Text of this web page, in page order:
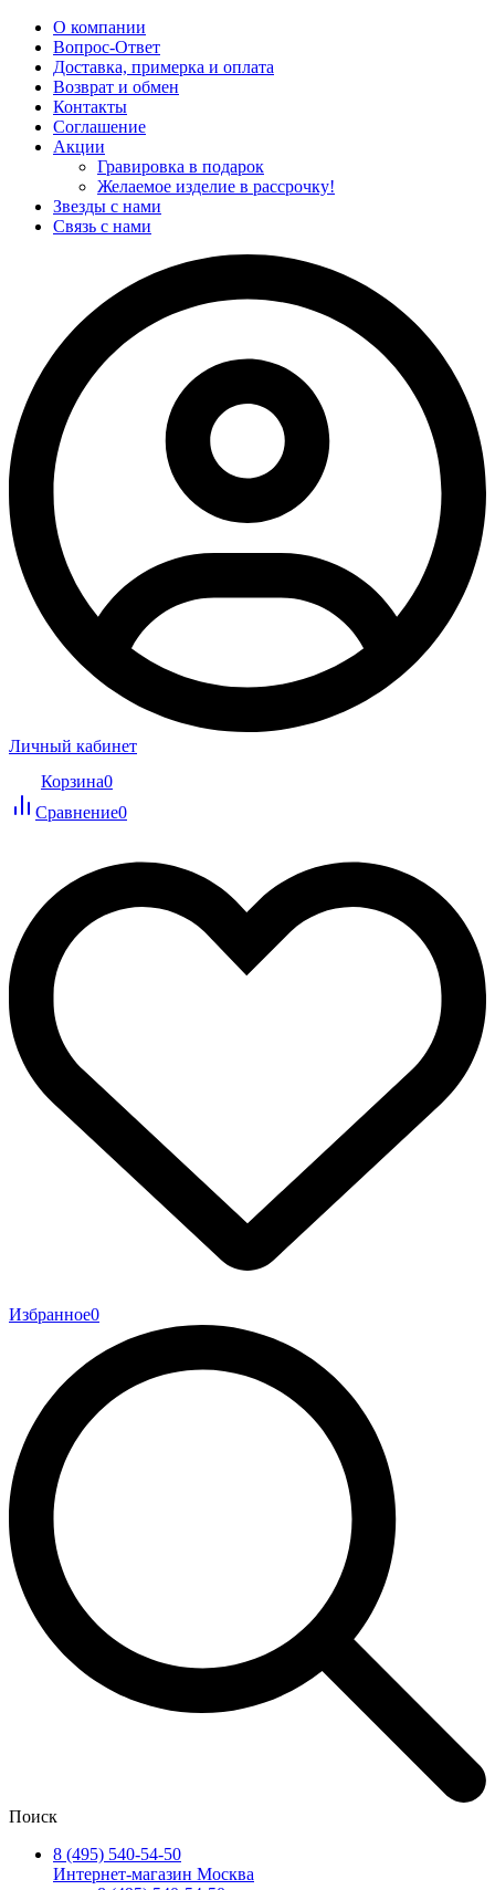
О компании
Вопрос-Ответ
Доставка, примерка и оплата
Возврат и обмен
Контакты
Соглашение
Акции
Гравировка в подарок
Желаемое изделие в рассрочку!
Звезды с нами
Связь с нами
Личный кабинет
Корзина0
Сравнение0
Избранное0
Поиск
8 (495) 540-54-50
Интернет-магазин Москва